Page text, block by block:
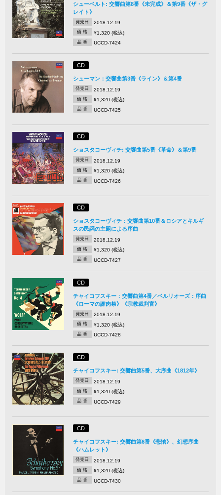
シューベルト: 交響曲第8番《未完成》＆第9番《ザ・グ
レイト》
発売日 2018.12.19
価 格 ¥1,320 (税込)
品 番 UCCD-7424
CD
シューマン：交響曲第3番《ライン》＆第4番
発売日 2018.12.19
価 格 ¥1,320 (税込)
品 番 UCCD-7425
CD
ショスタコーヴィチ: 交響曲第5番《革命》＆第9番
発売日 2018.12.19
価 格 ¥1,320 (税込)
品 番 UCCD-7426
CD
ショスタコーヴィチ：交響曲第10番＆ロシアとキルギ
スの民謡の主題による序曲
発売日 2018.12.19
価 格 ¥1,320 (税込)
品 番 UCCD-7427
CD
チャイコフスキー：交響曲第4番／ベルリオーズ：序曲
《ローマの謝肉祭》《宗教裁判官》
発売日 2018.12.19
価 格 ¥1,320 (税込)
品 番 UCCD-7428
CD
チャイコフスキー: 交響曲第5番、大序曲《1812年》
発売日 2018.12.19
価 格 ¥1,320 (税込)
品 番 UCCD-7429
CD
チャイコフスキー: 交響曲第6番《悲愴》、幻想序曲
《ハムレット》
発売日 2018.12.19
価 格 ¥1,320 (税込)
品 番 UCCD-7430